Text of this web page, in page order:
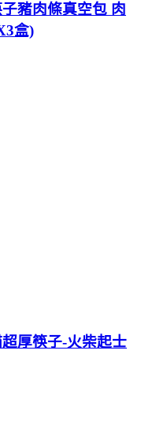
豬肉條真空包 肉
盒)
厚筷子-火柴起士